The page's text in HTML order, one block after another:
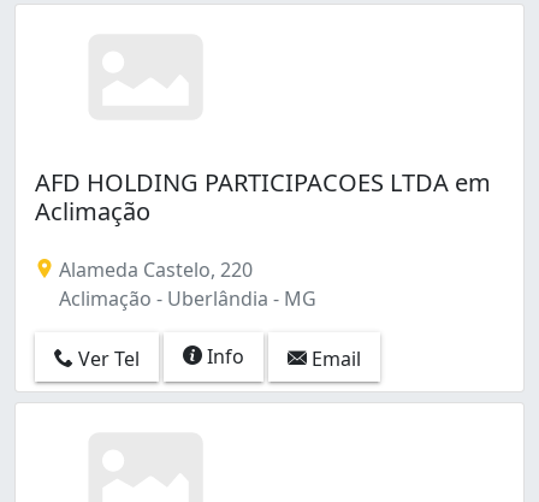
AFD HOLDING PARTICIPACOES LTDA em
Aclimação
Alameda Castelo, 220
Aclimação - Uberlândia - MG
Ver Tel Info Email